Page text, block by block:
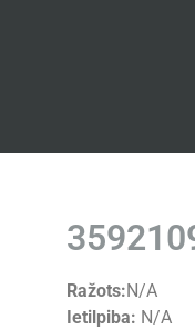
Ražots:N/A
Ietilpiba: N/A